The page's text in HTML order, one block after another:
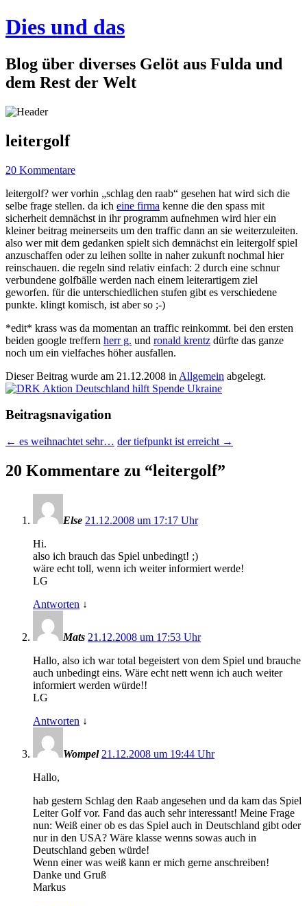
Dies und das
Blog über diverses Gelöt aus Fulda und
dem Rest der Welt
leitergolf
20 Kommentare
leitergolf? wer vorhin „schlag den raab“ gesehen hat wird sich die
selbe frage stellen. da ich eine firma kenne die den spass mit
sicherheit demnächst in ihr programm aufnehmen wird hier ein
kleiner beitrag meinerseits um den traffic dann an sie weiterzuleiten.
also wer mit dem gedanken spielt sich demnächst ein leitergolf spiel
anzuschaffen oder zu leihen sollte in naher zukunft nochmal hier
reinschauen. die regeln sind relativ einfach: 2 durch eine schnur
verbundene golfbälle werden nach einem leiterartigem ziel
geworfen. für die unterschiedlichen stufen gibt es verschiedene
punkte. klingt komisch, ist aber so ;-)
*edit* krass was da momentan an traffic reinkommt. bei den ersten
beiden google treffern herr g. und ronald krentz dürfte das ganze
noch um ein vielfaches höher ausfallen.
Dieser Beitrag wurde am 21.12.2008 in Allgemein abgelegt.
Beitragsnavigation
← es weihnachtet sehr… der tiefpunkt ist erreicht →
20 Kommentare zu “leitergolf”
Else 21.12.2008 um 17:17 Uhr
Hi.
also ich brauch das Spiel unbedingt! ;)
wäre echt toll, wenn ich weiter informiert werde!
LG
Antworten ↓
Mats 21.12.2008 um 17:53 Uhr
Hallo, also ich war total begeistert von dem Spiel und brauche
auch unbedingt eins. Wäre echt nett wenn ich auch weiter
informiert werden würde!!
LG
Antworten ↓
Wompel 21.12.2008 um 19:44 Uhr
Hallo,
hab gestern Schlag den Raab angesehen und da kam das Spiel
Leiter Golf vor. Fand das auch sehr interessant! Meine Frage
nun: Weiß einer ob es das Spiel auch in Deutschland gibt oder
nur in den USA? Wäre klasse wenns sowas auch in
Deutschland geben würde!
Wenn einer was weiß kann er mich gerne anschreiben!
Danke und Gruß
Markus